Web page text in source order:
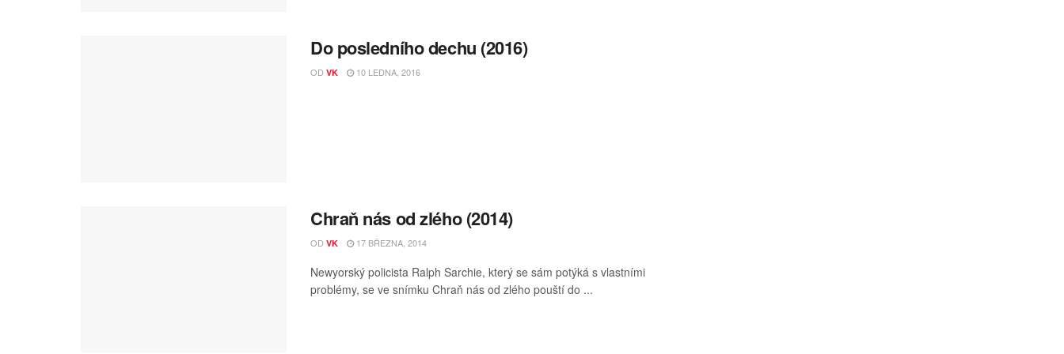
Do posledního dechu (2016)
OD VK 10 LEDNA, 2016
Chraň nás od zlého (2014)
OD VK 17 BŘEZNA, 2014
Newyorský policista Ralph Sarchie, který se sám potýká s vlastními
problémy, se ve snímku Chraň nás od zlého pouští do ...